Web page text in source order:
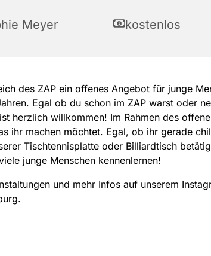
Meyer kostenlos
des ZAP ein offenes Angebot für junge
Egal ob du schon im ZAP warst oder
herzlich willkommen! Im Rahmen des
ihr machen möchtet. Egal, ob ihr gerade
Tischtennisplatte oder Billiardtisch
junge Menschen kennenlernen!
und mehr Infos auf unserem